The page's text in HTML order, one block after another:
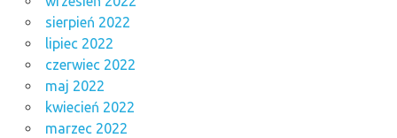
sierpień 2022
lipiec 2022
czerwiec 2022
maj 2022
kwiecień 2022
marzec 2022